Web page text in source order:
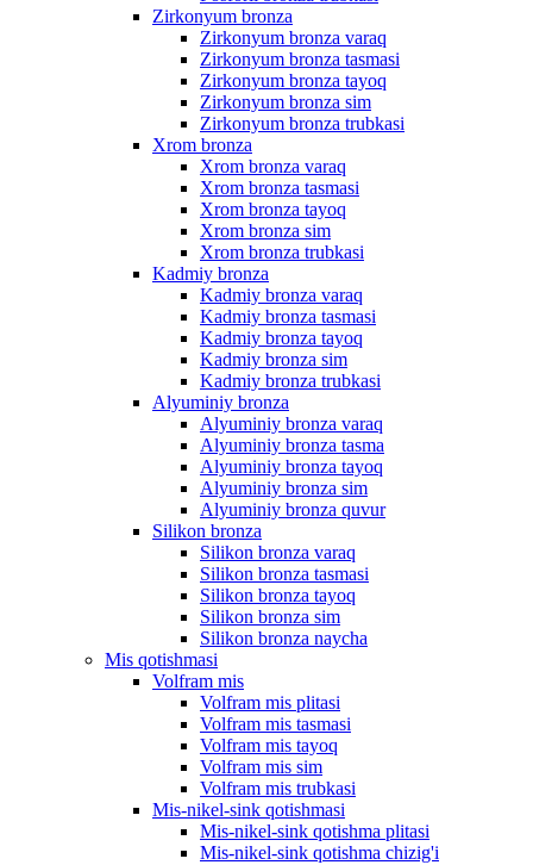
Zirkonyum bronza
Zirkonyum bronza varaq
Zirkonyum bronza tasmasi
Zirkonyum bronza tayoq
Zirkonyum bronza sim
Zirkonyum bronza trubkasi
Xrom bronza
Xrom bronza varaq
Xrom bronza tasmasi
Xrom bronza tayoq
Xrom bronza sim
Xrom bronza trubkasi
Kadmiy bronza
Kadmiy bronza varaq
Kadmiy bronza tasmasi
Kadmiy bronza tayoq
Kadmiy bronza sim
Kadmiy bronza trubkasi
Alyuminiy bronza
Alyuminiy bronza varaq
Alyuminiy bronza tasma
Alyuminiy bronza tayoq
Alyuminiy bronza sim
Alyuminiy bronza quvur
Silikon bronza
Silikon bronza varaq
Silikon bronza tasmasi
Silikon bronza tayoq
Silikon bronza sim
Silikon bronza naycha
Mis qotishmasi
Volfram mis
Volfram mis plitasi
Volfram mis tasmasi
Volfram mis tayoq
Volfram mis sim
Volfram mis trubkasi
Mis-nikel-sink qotishmasi
Mis-nikel-sink qotishma plitasi
Mis-nikel-sink qotishma chizig'i